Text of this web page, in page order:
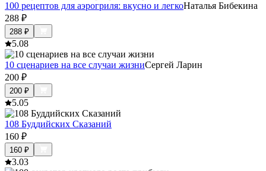
100 рецептов для аэрогриля: вкусно и легкоНаталья Бибекина
288 ₽
288 ₽
5.08
10 сценариев на все случаи жизниСергей Ларин
200 ₽
200 ₽
5.05
108 Буддийских Сказаний
160 ₽
160 ₽
3.03